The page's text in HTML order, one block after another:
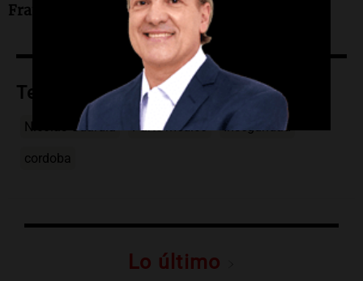
Video
Francisco Centeno.
Temas
Nicolás Guardia Parte médico Inseguridad
cordoba
Lo último